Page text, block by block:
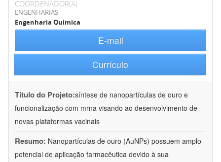
COORDENADOR(A)
ENGENHARIAS
Engenharia Química
E-mail
Currículo
Título do Projeto:síntese de nanopartículas de ouro e
funcionalização com mrna visando ao desenvolvimento de
novas plataformas vacinais
Resumo: Nanopartículas de ouro (AuNPs) possuem amplo
potencial de aplicação farmacêutica devido à sua